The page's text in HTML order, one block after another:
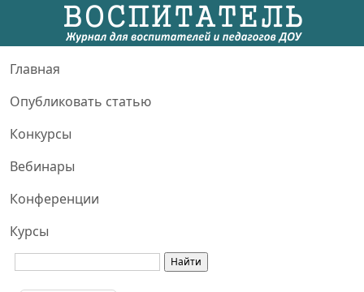
Главная
Опубликовать статью
Конкурсы
Вебинары
Конференции
Курсы